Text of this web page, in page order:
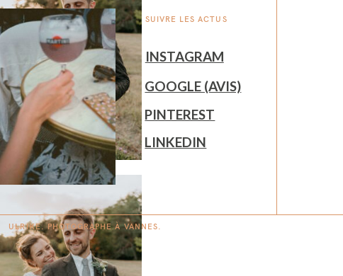
SUIVRE LES ACTUS
INSTAGRAM
GOOGLE (AVIS)
PINTEREST
LINKEDIN
ULRIKE. PHOTOGRAPHE ÀVAN NES.